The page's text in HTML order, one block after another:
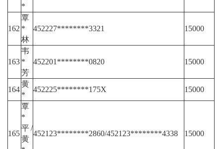
*
162
覃
*
林
452227********3321 15000
163
韦
*
芳
452201********0820 15000
164
黄
*
452225********175X 15000
165
覃
*
平/
黄
452123********2860/452123********4338 15000